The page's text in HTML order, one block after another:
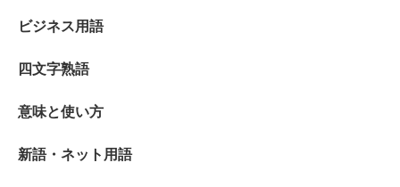
ビジネス用語
四文字熟語
意味と使い方
新語・ネット用語